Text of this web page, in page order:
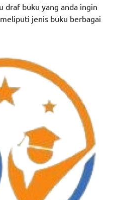
draf buku yang anda ingin
jenis buku berbagai